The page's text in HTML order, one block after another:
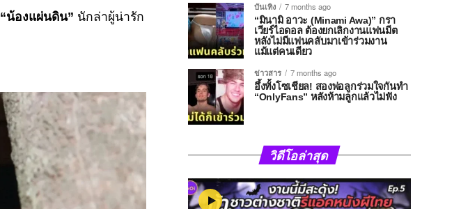
“น้องแผ่นดิน” นักล่าผู้น่ารัก
บันเทิง
7 months ago
“มินามิ อาวะ (Minami Awa)” กรา
เวียร์ไอดอล ต้องยกเลิกงานแฟนมีต
หลังไม่มีแฟนคลับมาเข้าร่วมงาน
แม้แต่คนเดียว
ข่าวสาร
7 months ago
อึ้งทั้งโซเชียล! สองพ่อลูกร่วมใจกันทำ
“OnlyFans” หลังห้ามลูกแล้วไม่ฟัง
วิดีโอล่าสุด